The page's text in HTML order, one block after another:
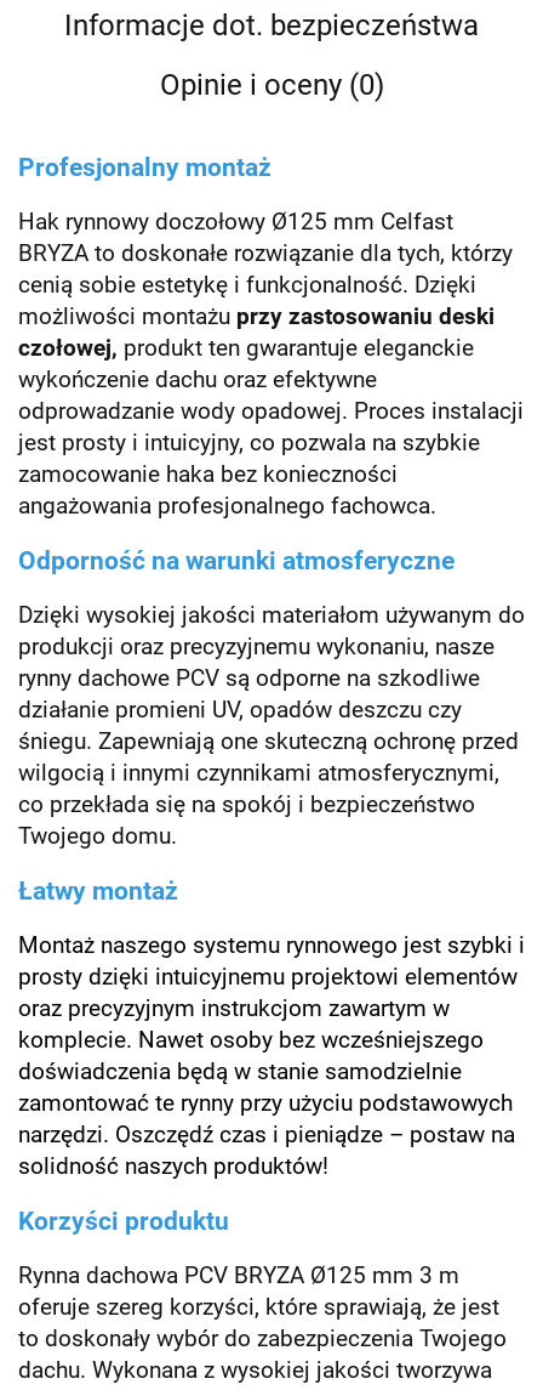
Informacje dot. bezpieczeństwa
Opinie i oceny (0)
Profesjonalny montaż
Hak rynnowy doczołowy Ø125 mm Celfast
BRYZA to doskonałe rozwiązanie dla tych, którzy
cenią sobie estetykę i funkcjonalność. Dzięki
możliwości montażu przy zastosowaniu deski
czołowej, produkt ten gwarantuje eleganckie
wykończenie dachu oraz efektywne
odprowadzanie wody opadowej. Proces instalacji
jest prosty i intuicyjny, co pozwala na szybkie
zamocowanie haka bez konieczności
angażowania profesjonalnego fachowca.
Odporność na warunki atmosferyczne
Dzięki wysokiej jakości materiałom używanym do
produkcji oraz precyzyjnemu wykonaniu, nasze
rynny dachowe PCV są odporne na szkodliwe
działanie promieni UV, opadów deszczu czy
śniegu. Zapewniają one skuteczną ochronę przed
wilgocią i innymi czynnikami atmosferycznymi,
co przekłada się na spokój i bezpieczeństwo
Twojego domu.
Łatwy montaż
Montaż naszego systemu rynnowego jest szybki i
prosty dzięki intuicyjnemu projektowi elementów
oraz precyzyjnym instrukcjom zawartym w
komplecie. Nawet osoby bez wcześniejszego
doświadczenia będą w stanie samodzielnie
zamontować te rynny przy użyciu podstawowych
narzędzi. Oszczędź czas i pieniądze – postaw na
solidność naszych produktów!
Korzyści produktu
Rynna dachowa PCV BRYZA Ø125 mm 3 m
oferuje szereg korzyści, które sprawiają, że jest
to doskonały wybór do zabezpieczenia Twojego
dachu. Wykonana z wysokiej jakości tworzywa